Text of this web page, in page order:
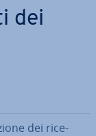
dei
dei ri­ce­